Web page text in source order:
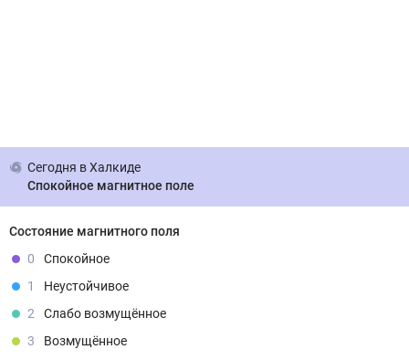
Сегодня в Халкиде
Спокойное магнитное поле
Состояние магнитного поля
0
Спокойное
1
Неустойчивое
2
Слабо возмущённое
3
Возмущённое